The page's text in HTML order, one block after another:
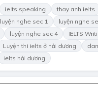
ielts speaking
thay anh ielts
luyện nghe sec 1
luyện nghe
luyện nghe sec 4
IELTS
Luyện thi ielts ở hải dương
ielts hải dương